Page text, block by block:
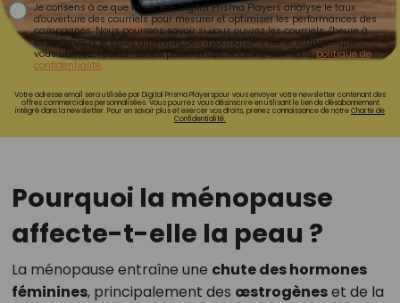
Je consens à ce que la société Digital Prisma Players analyse le taux
d'ouverture des courriels pour mesurer et optimiser les performances des
campagnes. Nous pourrons savoir si vous ouvrez les courriels, l'heure à
laquelle vous le faites ainsi que des informations sur le terminal que
vous utilisez. Pour en savoir plus sur ces traceurs, voir notrepolitique de
confidentialité.
Votre adresse email sera utilisée par Digital Prisma Playerspour vous envoyer votre newsletter contenant des
offres commerciales personnalisées. Vous pourrez vous désinscrire en utilisant le lien de désabonnement
intégré dans la newsletter. Pour en savoir plus et exercer vos droits, prenez connaissance de notreCharte de
Confidentialité.
Pourquoi la ménopause
affecte-t-elle la peau ?
La ménopause entraîne une chute des hormones
féminines, principalement des œstrogèneset de la